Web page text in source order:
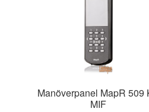
Manöverpanel MapR 509
MIF